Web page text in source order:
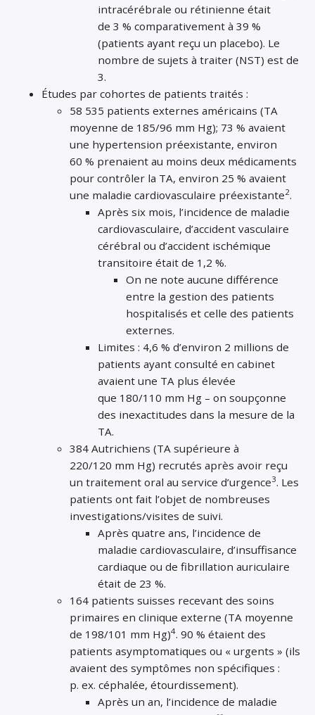
intracérébrale ou rétinienne était
de 3 % comparativement à 39 %
(patients ayant reçu un placebo). Le
nombre de sujets à traiter (NST) est de
3.
Études par cohortes de patients traités :
58 535 patients externes américains (TA
moyenne de 185/96 mm Hg); 73 % avaient
une hypertension préexistante, environ
60 % prenaient au moins deux médicaments
pour contrôler la TA, environ 25 % avaient
une maladie cardiovasculaire préexistante2.
Après six mois, l’incidence de maladie
cardiovasculaire, d’accident vasculaire
cérébral ou d’accident ischémique
transitoire était de 1,2 %.
On ne note aucune différence
entre la gestion des patients
hospitalisés et celle des patients
externes.
Limites : 4,6 % d’environ 2 millions de
patients ayant consulté en cabinet
avaient une TA plus élevée
que 180/110 mm Hg – on soupçonne
des inexactitudes dans la mesure de la
TA.
384 Autrichiens (TA supérieure à
220/120 mm Hg) recrutés après avoir reçu
un traitement oral au service d’urgence3. Les
patients ont fait l’objet de nombreuses
investigations/visites de suivi.
Après quatre ans, l’incidence de
maladie cardiovasculaire, d’insuffisance
cardiaque ou de fibrillation auriculaire
était de 23 %.
164 patients suisses recevant des soins
primaires en clinique externe (TA moyenne
de 198/101 mm Hg)4. 90 % étaient des
patients asymptomatiques ou « urgents » (ils
avaient des symptômes non spécifiques :
p. ex. céphalée, étourdissement).
Après un an, l’incidence de maladie